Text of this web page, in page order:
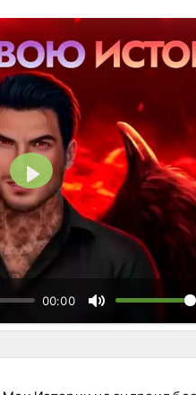
00:00
Воспроизвести